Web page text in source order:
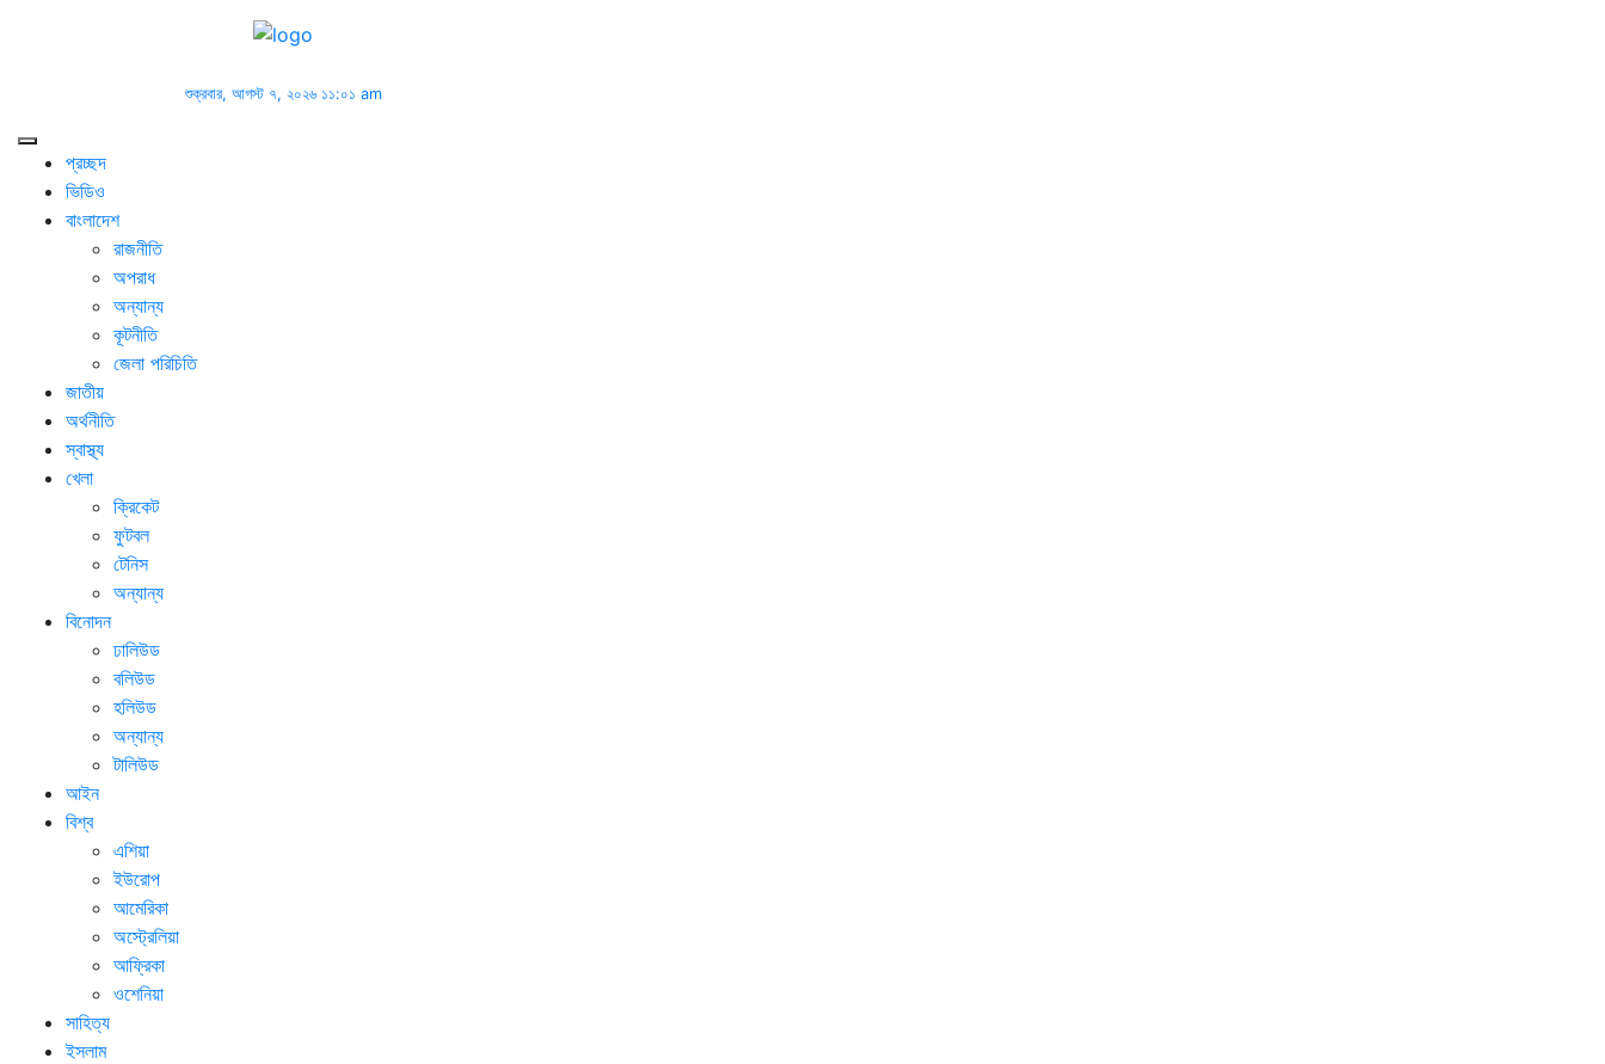
শুক্রবার, আগস্ট ৭, ২০২৬ ১১:০১ am
প্রচ্ছদ
ভিডিও
বাংলাদেশ
রাজনীতি
অপরাধ
অন্যান্য
কূটনীতি
জেলা পরিচিতি
জাতীয়
অর্থনীতি
স্বাস্থ্য
খেলা
ক্রিকেট
ফুটবল
টেনিস
অন্যান্য
বিনোদন
ঢালিউড
বলিউড
হলিউড
অন্যান্য
টালিউড
আইন
বিশ্ব
এশিয়া
ইউরোপ
আমেরিকা
অস্ট্রেলিয়া
আফ্রিকা
ওশেনিয়া
সাহিত্য
ইসলাম